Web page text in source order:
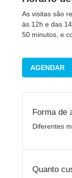
As visitas são
às 12h e das
50 minutos, e
AGENDAR
Forma de
Diferentes
Quanto